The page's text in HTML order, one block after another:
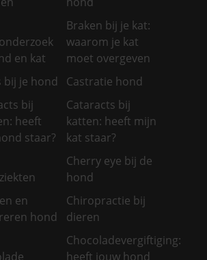
en kat
Braken bij je kat:
waarom je kat
moet overgeven
bij je hond
Castratie hond
bij
heeft
staar?
Cataracts bij
katten: heeft mijn
kat staar?
Cherry eye bij de
hond
en
hond
Chiropractie bij
dieren
Chocoladevergiftiging:
heeft jouw hond